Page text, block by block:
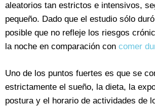
aleatorios tan estrictos e intensivos,
pequeño. Dado que el estudio sólo
posible que no refleje los riesgos
la noche en comparación con comer
Uno de los puntos fuertes es que se
estrictamente el sueño, la dieta, la
postura y el horario de actividades de